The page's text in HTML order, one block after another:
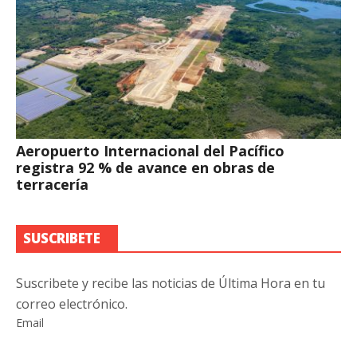
Aeropuerto Internacional del Pacífico
registra 92 % de avance en obras de
terracería
SUSCRIBETE
Suscribete y recibe las noticias de Última Hora en tu
correo electrónico.
Email